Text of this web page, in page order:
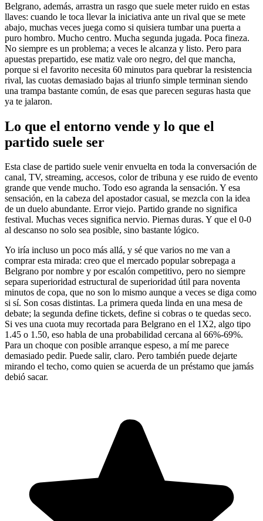
Belgrano, además, arrastra un rasgo que suele meter ruido en estas
llaves: cuando le toca llevar la iniciativa ante un rival que se mete
abajo, muchas veces juega como si quisiera tumbar una puerta a
puro hombro. Mucho centro. Mucha segunda jugada. Poca fineza.
No siempre es un problema; a veces le alcanza y listo. Pero para
apuestas prepartido, ese matiz vale oro negro, del que mancha,
porque si el favorito necesita 60 minutos para quebrar la resistencia
rival, las cuotas demasiado bajas al triunfo simple terminan siendo
una trampa bastante común, de esas que parecen seguras hasta que
ya te jalaron.
Lo que el entorno vende y lo que el
partido suele ser
Esta clase de partido suele venir envuelta en toda la conversación de
canal, TV, streaming, accesos, color de tribuna y ese ruido de evento
grande que vende mucho. Todo eso agranda la sensación. Y esa
sensación, en la cabeza del apostador casual, se mezcla con la idea
de un duelo abundante. Error viejo. Partido grande no significa
festival. Muchas veces significa nervio. Piernas duras. Y que el 0-0
al descanso no solo sea posible, sino bastante lógico.
Yo iría incluso un poco más allá, y sé que varios no me van a
comprar esta mirada: creo que el mercado popular sobrepaga a
Belgrano por nombre y por escalón competitivo, pero no siempre
separa superioridad estructural de superioridad útil para noventa
minutos de copa, que no son lo mismo aunque a veces se diga como
si sí. Son cosas distintas. La primera queda linda en una mesa de
debate; la segunda define tickets, define si cobras o te quedas seco.
Si ves una cuota muy recortada para Belgrano en el 1X2, algo tipo
1.45 o 1.50, eso habla de una probabilidad cercana al 66%-69%.
Para un choque con posible arranque espeso, a mí me parece
demasiado pedir. Puede salir, claro. Pero también puede dejarte
mirando el techo, como quien se acuerda de un préstamo que jamás
debió sacar.